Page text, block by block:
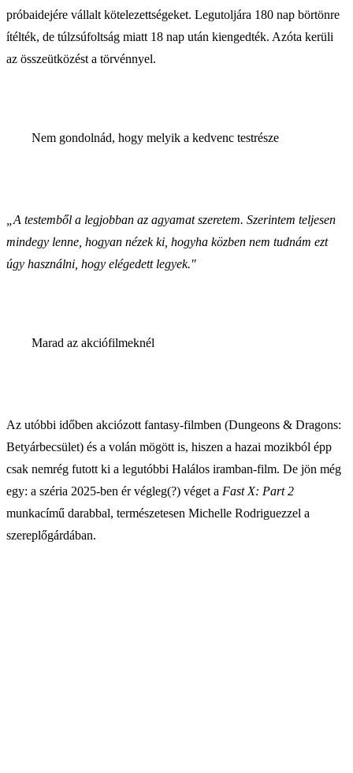
próbaidejére vállalt kötelezettségeket. Legutoljára 180 nap börtönre
ítélték, de túlzsúfoltság miatt 18 nap után kiengedték. Azóta kerüli
az összeütközést a törvénnyel.
Nem gondolnád, hogy melyik a kedvenc testrésze
„A testemből a legjobban az agyamat szeretem. Szerintem teljesen
mindegy lenne, hogyan nézek ki, hogyha közben nem tudnám ezt
úgy használni, hogy elégedett legyek."
Marad az akciófilmeknél
Az utóbbi időben akciózott fantasy-filmben (Dungeons & Dragons:
Betyárbecsület) és a volán mögött is, hiszen a hazai mozikból épp
csak nemrég futott ki a legutóbbi Halálos iramban-film. De jön még
egy: a széria 2025-ben ér végleg(?) véget a Fast X: Part 2
munkacímű darabbal, természetesen Michelle Rodriguezzel a
szereplőgárdában.